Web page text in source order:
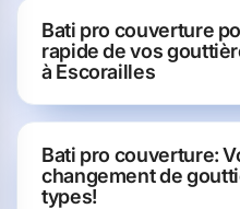
Bati pro couverture
rapide de vos
à Escorailles
Bati pro couverture:
changement de
types!